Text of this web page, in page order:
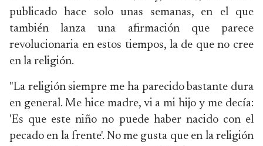
publicado hace solo unas semanas, en el que
también lanza una afirmación que parece
revolucionaria en estos tiempos, la de que no cree
en la religión.
"La religión siempre me ha parecido bastante dura
en general. Me hice madre, vi a mi hijo y me decía:
'Es que este niño no puede haber nacido con el
pecado en la frente'. No me gusta que en la religión